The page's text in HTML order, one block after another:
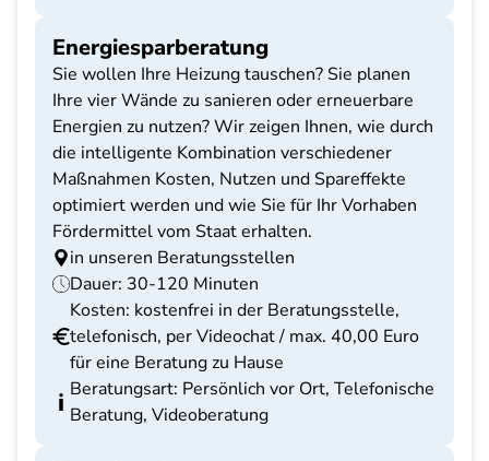
Energiesparberatung
Sie wollen Ihre Heizung tauschen? Sie planen
Ihre vier Wände zu sanieren oder erneuerbare
Energien zu nutzen? Wir zeigen Ihnen, wie durch
die intelligente Kombination verschiedener
Maßnahmen Kosten, Nutzen und Spareffekte
optimiert werden und wie Sie für Ihr Vorhaben
Fördermittel vom Staat erhalten.
in unseren Beratungsstellen
Dauer: 30-120 Minuten
Kosten: kostenfrei in der Beratungsstelle,
telefonisch, per Videochat / max. 40,00 Euro
für eine Beratung zu Hause
Beratungsart: Persönlich vor Ort, Telefonische
Beratung, Videoberatung